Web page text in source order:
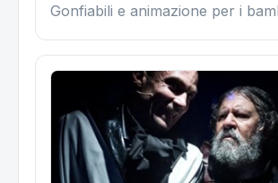
Gonfiabili e animazione per i